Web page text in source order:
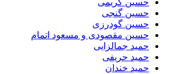
حسین کریمی
حسین گنجی
حسین گودرزی
حسین مقصودی و مسعود اتمام
حمید جمالزایی
حمید حریفی
حمید خندان